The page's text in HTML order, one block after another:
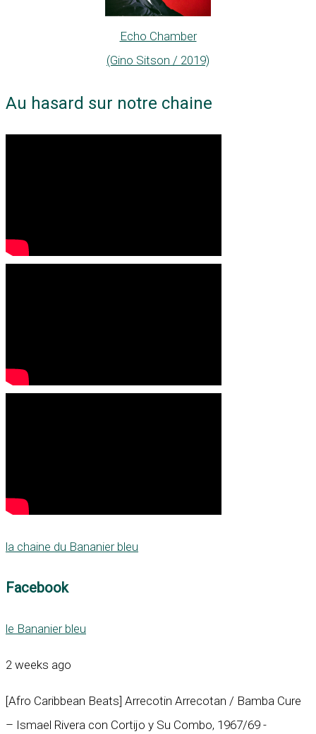
Echo Chamber
(Gino Sitson / 2019)
Au hasard sur notre chaine
la chaine du Bananier bleu
Facebook
le Bananier bleu
2 weeks ago
[Afro Caribbean Beats] Arrecotin Arrecotan / Bamba Cure
– Ismael Rivera con Cortijo y Su Combo, 1967/69 -